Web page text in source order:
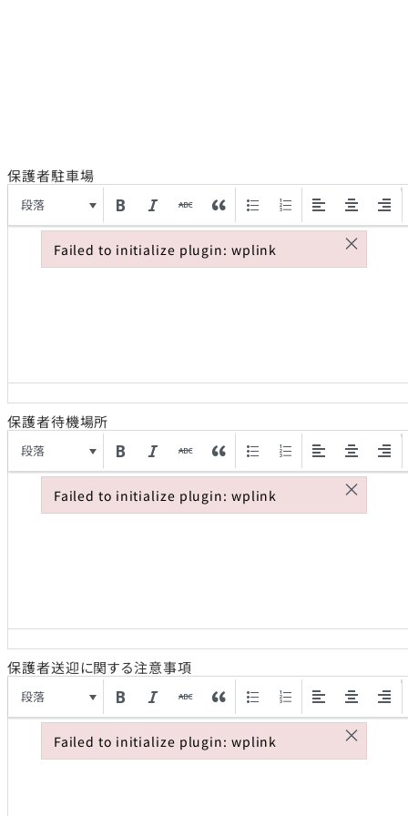
保護者駐車場
段落
保護者待機場所
段落
保護者送迎に関する注意事項
段落
Failed to initialize plugin: wplink ×
Failed to initialize plugin: wplink
Failed to initialize plugin: wplink ×
Failed to initialize plugin: wplink
Failed to initialize plugin: wplink ×
Failed to initialize plugin: wplink